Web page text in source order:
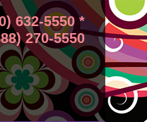
632-5550 *
270-5550